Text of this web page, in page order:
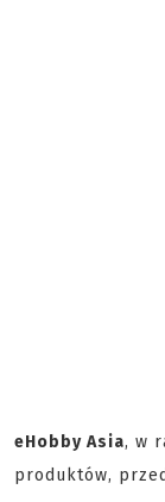
eHobby Asia, w
produktów,